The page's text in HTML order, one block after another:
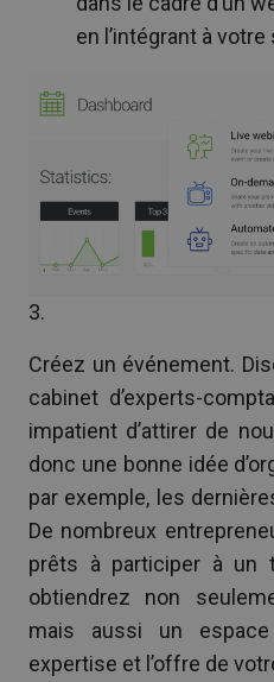
en l’intégrant à
3.
Créez un événement.
cabinet d’experts-
impatient d’attirer de
donc une bonne idée
par exemple, les
De nombreux
prêts à participer à un
obtiendrez non
mais aussi un
expertise et l’offre de